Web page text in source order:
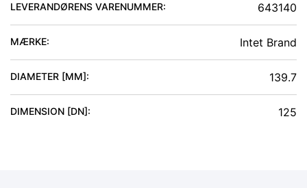
LEVERANDØRENS VARENUMMER: 643140
MÆRKE: Intet Brand
DIAMETER [MM]: 139.7
DIMENSION [DN]: 125